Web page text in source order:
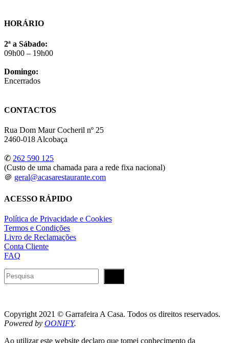
HORÁRIO
2ª a Sábado:
09h00 – 19h00
Domingo:
Encerrados
CONTACTOS
Rua Dom Maur Cocheril nº 25
2460-018 Alcobaça
✆ 262 590 125
(Custo de uma chamada para a rede fixa nacional)
＠ geral@acasarestaurante.com
ACESSO RÁPIDO
Política de Privacidade e Cookies
Termos e Condições
Livro de Reclamações
Conta Cliente
FAQ
Pesquisar
Copyright 2021 © Garrafeira A Casa. Todos os direitos reservados.
Powered by OONIFY.
Ao utilizar este website declaro que tomei conhecimento da